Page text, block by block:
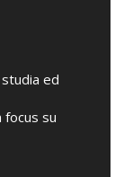
ed
focus su